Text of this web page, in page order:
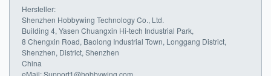
Hersteller:
Shenzhen Hobbywing Technology Co., Ltd.
Building 4, Yasen Chuangxin Hi-tech Industrial Park,
8 Chengxin Road, Baolong Industrial Town, Longgang District,
Shenzhen, District, Shenzhen
China